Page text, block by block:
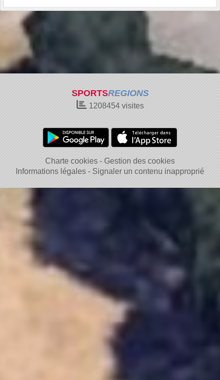
SPORTSREGIONS
1208454visites
Charte cookies
Gestion des cookies
Informations légales
Signaler un contenu inapproprié